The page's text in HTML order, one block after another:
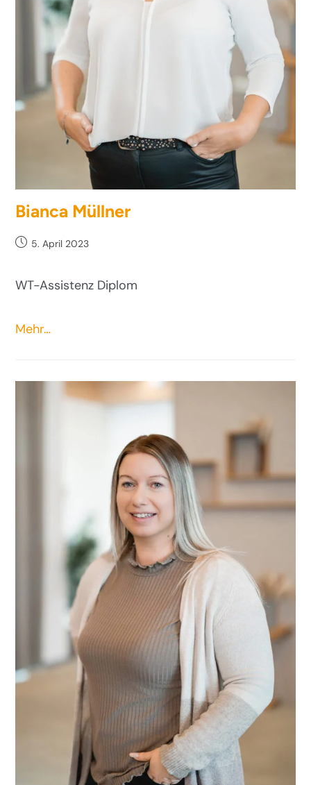
Bianca Müllner
5. April 2023
WT-Assistenz Diplom
Mehr…